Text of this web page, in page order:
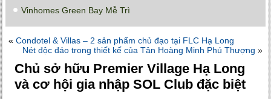
Vinhomes Green Bay Mễ Trì
«Condotel & Villas – 2 sản phẩm chủ đạo tại FLC Hạ Long
Nét độc đáo trong thiết kế của Tân Hoàng Minh Phú Thượng »
Chủ sở hữu Premier Village Hạ Long
và cơ hội gia nhập SOL Club đặc biệt